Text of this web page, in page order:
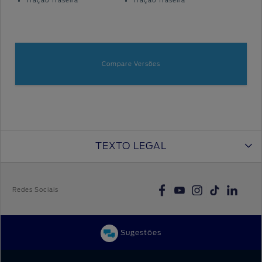
Compare Versões
TEXTO LEGAL
Redes Sociais
Sugestões